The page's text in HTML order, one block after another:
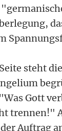
steht
Gott
trennen!"
Auftrag